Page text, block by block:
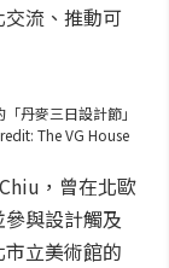
流、推動可
丹麥三日設計節」
The VG House
，曾在北歐
與設計觸及
立美術館的